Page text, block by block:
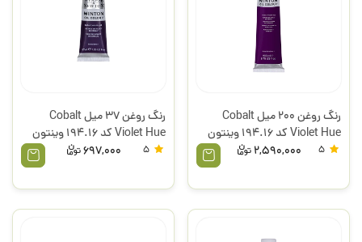
رنگ روغن 200 میل Cobalt
Violet Hue کد 194.16 وینتون
وینزور
2,590,000
رنگ روغن 37 میل Cobalt
Violet Hue کد 194.16 وینتون
وینزور
697,000